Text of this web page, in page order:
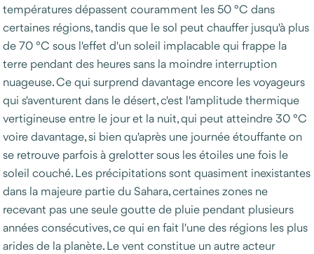
températures dépassent couramment les 50 °C dans
certaines régions, tandis que le sol peut chauffer jusqu'à plus
de 70 °C sous l'effet d'un soleil implacable qui frappe la
terre pendant des heures sans la moindre interruption
nuageuse. Ce qui surprend davantage encore les voyageurs
qui s'aventurent dans le désert, c'est l'amplitude thermique
vertigineuse entre le jour et la nuit, qui peut atteindre 30 °C
voire davantage, si bien qu'après une journée étouffante on
se retrouve parfois à grelotter sous les étoiles une fois le
soleil couché. Les précipitations sont quasiment inexistantes
dans la majeure partie du Sahara, certaines zones ne
recevant pas une seule goutte de pluie pendant plusieurs
années consécutives, ce qui en fait l'une des régions les plus
arides de la planète. Le vent constitue un autre acteur